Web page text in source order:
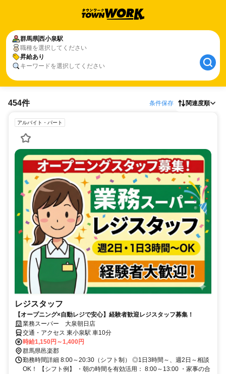
群馬県西小泉駅
職種を選択してください
昇給あり
キーワードを選択してください
454件 条件保存 関連度順
アルバイト・パート
レジスタッフ
【オープニング×自動レジで安心】経験者歓迎レジスタッフ募集！
業務スーパー 大泉朝日店
交通・アクセス 東小泉駅 車10分
時給1,150円～1,400円
群馬県邑楽郡
勤務時間詳細 8:00～20:30（シフト制） ◎1日3時間～、週2日～相談
OK！ 【シフト例】 ・朝の時間を有効活用： 8:00～13:00 ・家事の合